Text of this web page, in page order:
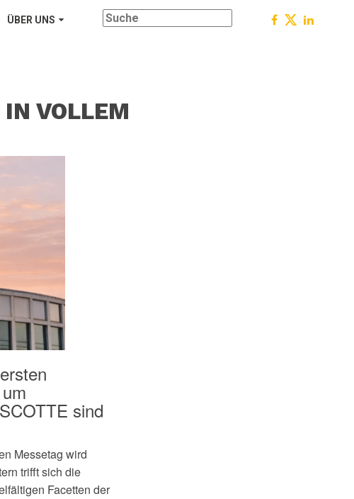
ÜBER UNS
VOLLEM
sind
Messetag wird
trifft sich die
Facetten der